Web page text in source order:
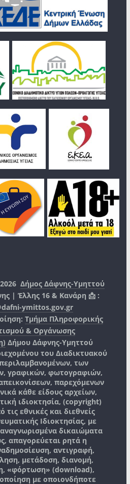
2026Δήμος Δάφνης-Υμηττού
| Έλλης 16 & Κανάρη 📩 :
ymittos.gov.gr
Τμήμα Πληροφορικής
& Οργάνωσης
Δήμου Δάφνης-Υμηττού
του Διαδικτυακού
των
γραφικών, φωτογραφιών,
παρεχόμενων
κάθε είδους αρχείων,
ιδιοκτησία, (copyright)
τις εθνικές και διεθνείς
Ιδιοκτησίας, με
δικαιώματα
απαγορεύεται ρητά η
αντιγραφή,
μετάδοση, διανομή,
«φόρτωση» (download),
με οποιονδήποτε